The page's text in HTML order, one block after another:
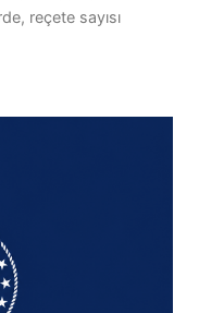
reçete sayısı
sayıda ikinci